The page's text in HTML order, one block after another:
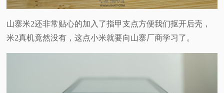
山寨米2还非常贴心的加入了指甲支点方便我们抠开后壳，
米2真机竟然没有，这点小米就要向山寨厂商学习了。